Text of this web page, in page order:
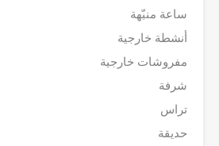
ساعة منبّهة
أنشطة خارجية
مفروشات خارجية
شرفة
تراس
حديقة